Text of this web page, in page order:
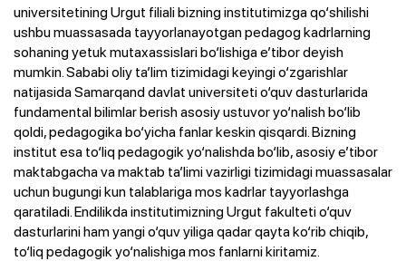
universitetining Urgut filiali bizning institutimizga qo‘shilishi
ushbu muassasada tayyorlanayotgan pedagog kadrlarning
sohaning yetuk mutaxassislari bo‘lishiga e’tibor deyish
mumkin. Sababi oliy ta’lim tizimidagi keyingi o‘zgarishlar
natijasida Samarqand davlat universiteti o‘quv dasturlarida
fundamental bilimlar berish asosiy ustuvor yo‘nalish bo‘lib
qoldi, pedagogika bo‘yicha fanlar keskin qisqardi. Bizning
institut esa to‘liq pedagogik yo‘nalishda bo‘lib, asosiy e’tibor
maktabgacha va maktab ta’limi vazirligi tizimidagi muassasalar
uchun bugungi kun talablariga mos kadrlar tayyorlashga
qaratiladi. Endilikda institutimizning Urgut fakulteti o‘quv
dasturlarini ham yangi o‘quv yiliga qadar qayta ko‘rib chiqib,
to‘liq pedagogik yo‘nalishiga mos fanlarni kiritamiz.